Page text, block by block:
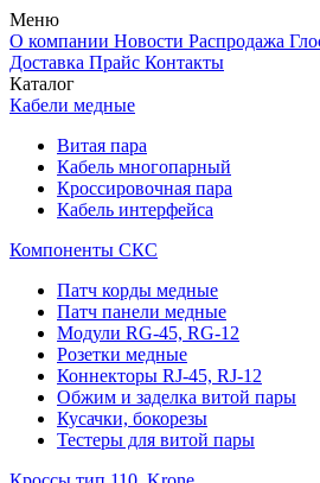
Меню
О компании Новости Распродажа
Доставка Прайс Контакты
Каталог
Кабели медные
Витая пара
Кабель многопарный
Кроссировочная пара
Кабель интерфейса
Компоненты СКС
Патч корды медные
Патч панели медные
Модули RG-45, RG-12
Розетки медные
Коннекторы RJ-45, RJ-12
Обжим и заделка витой пары
Кусачки, бокорезы
Тестеры для витой пары